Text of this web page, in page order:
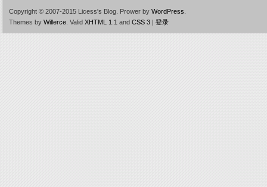
Copyright © 2007-2015 Licess's Blog. Prower by WordPress
Themes by Willerce Valid XHTML 1.1 and CSS 3 | 登录